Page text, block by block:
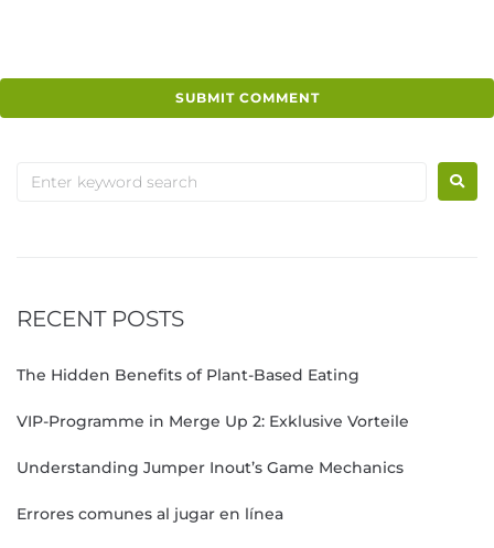
RECENT POSTS
The Hidden Benefits of Plant-Based Eating
VIP-Programme in Merge Up 2: Exklusive Vorteile
Understanding Jumper Inout’s Game Mechanics
Errores comunes al jugar en línea